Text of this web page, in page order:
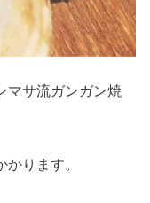
マサ流ガンガン焼
ります。